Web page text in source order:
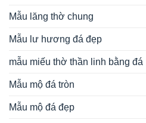
Mẫu lăng thờ chung
Mẫu lư hương đá đẹp
mẫu miếu thờ thần linh bằng đá
Mẫu mộ đá tròn
Mẫu mộ đá đẹp